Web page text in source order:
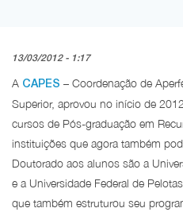
13/03/2012 - 1:17
A CAPES – Coordenação de
Superior, aprovou no início de
cursos de Pós-graduação em
instituições que agora também
Doutorado aos alunos são a
e a Universidade Federal de
que também estruturou seu